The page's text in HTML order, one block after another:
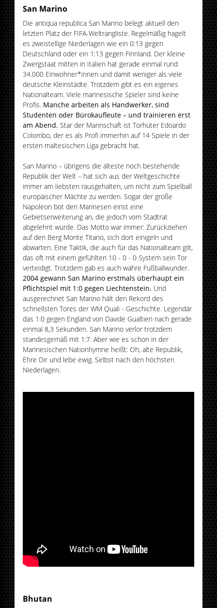
San Marino
Die antiqua republica San Marino belegt aktuell den
letzten Platz der FIFA-Weltrangliste. Regelmäßig hagelt
es zweistellige Niederlagen wie ein 0:13 gegen
Deutschland oder ein 1:13 gegen Finnland. Der kleine
Zwergstaat mitten in Italien hat gerade einmal rund
34.000 Einwohner*innen und damit weniger als viele
deutsche Kleinstädte. Trotzdem gibt es ein eigenes
Nationalteam. Viele marinesische Spieler sind keine
Profis. Manche arbeiten als Handwerker, sind
Studenten oder Bürokaufleute – und trainieren erst
am Abend. Star der Mannschaft ist Torhüter Edoardo
Colombo, der es als Profi immerhin auf 14 Spiele in der
ersten maltesischen Liga gebracht hat.
San Marino – übrigens die älteste noch bestehende
Republik der Welt – hat sich aus der Weltgeschichte
immer am liebsten rausgehalten, um nicht zum Spielball
europäischer Mächte zu werden. Sogar der große
Napoleon bot den Marinesen einst eine
Gebietserweiterung an, die jedoch vom Stadtrat
abgelehnt wurde. Das Motto war immer: Zurückziehen
auf den Berg Monte Titano, sich dort einigeln und
abwarten. Eine Taktik, die auch für das Nationalteam gilt,
das oft mit einem gefühlten 10 - 0 - 0 System sein Tor
verteidigt. Trotzdem gab es auch wahre Fußballwunder.
2004 gewann San Marino erstmals überhaupt ein
Pflichtspiel mit 1:0 gegen Liechtenstein. Und
ausgerechnet San Marino hält den Rekord des
schnellsten Tores der WM Quali - Geschichte. Legendär
das 1:0 gegen England von Davide Gualtieri nach gerade
einmal 8,3 Sekunden. San Marino verlor trotzdem
standesgemäß mit 1:7. Aber wie es schon in der
Marinesischen Nationhymne heißt: Oh, alte Republik,
Ehre Dir und lebe ewig. Selbst nach den höchsten
Niederlagen.
Bhutan